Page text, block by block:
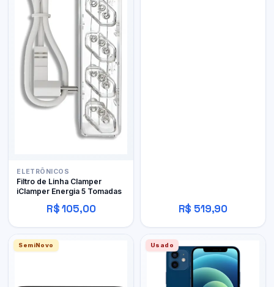
ELETRÔNICOS
Filtro de Linha Clamper
iClamper Energia 5 Tomadas
R$ 105,00 R$ 519,90
SemiNovo Usado